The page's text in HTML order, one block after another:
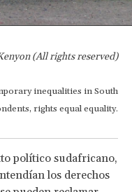
(All rights reserved)
inequalities in South
rights equal equality.
político sudafricano,
los derechos